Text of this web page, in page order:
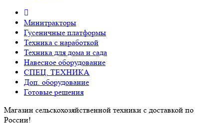
Минитракторы
Гусеничные платформы
Техника с наработкой
Техника для дома и сада
Навесное оборудование
СПЕЦ. ТЕХНИКА
Доп. оборудование
Готовые решения
Магазин сельскохозяйственной техники с доставкой по
России!